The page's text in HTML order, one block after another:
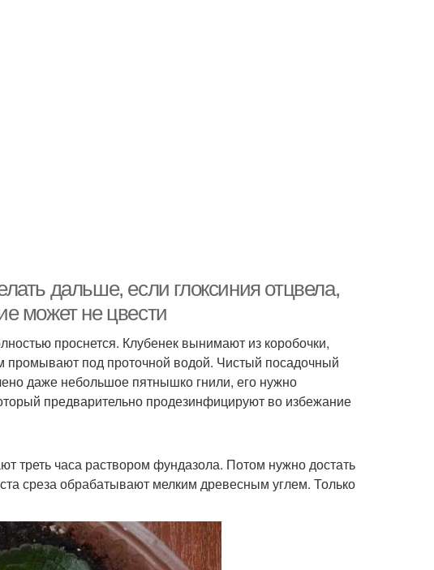
дальше, если глоксиния отцвела,
может не цвести
проснется. Клубенек вынимают из коробочки,
промывают под проточной водой. Чистый посадочный
даже небольшое пятнышко гнили, его нужно
предварительно продезинфицируют во избежание
треть часа раствором фундазола. Потом нужно достать
среза обрабатывают мелким древесным углем. Только